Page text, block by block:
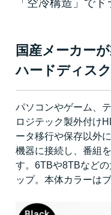
国産メーカー
ハードディスク
パソコンやゲーム、
ロジテック製外付け
ータ移行や保存以外
機器に接続し、番組
す。6TBや8TBなど
ップ。本体カラーは